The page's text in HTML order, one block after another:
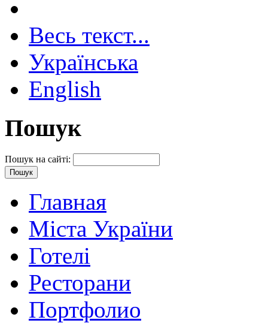
Весь текст...
Українська
English
Пошук
Пошук на сайті:
Главная
Міста України
Готелі
Ресторани
Портфолио